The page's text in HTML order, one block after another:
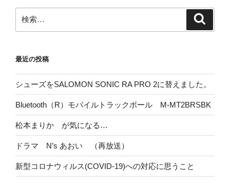
索:
最近の投稿
シューズをSALOMON SONIC RA PRO 2に替えました。
Bluetooth（R）モバイルトラックボール M-MT2BRSBK
松本まりか が気になる…
ドラマ N’s あおい （再放送）
新型コロナウィルス(COVID-19)への対応に思うこと